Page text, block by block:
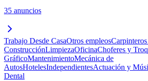
35 anuncios
Trabajo Desde CasaOtros empleos
ConstrucciónLimpiezaOficinaChoferes y
GráficoMantenimientoMecánica de
AutosHotelesIndependientesActuación y
Dental